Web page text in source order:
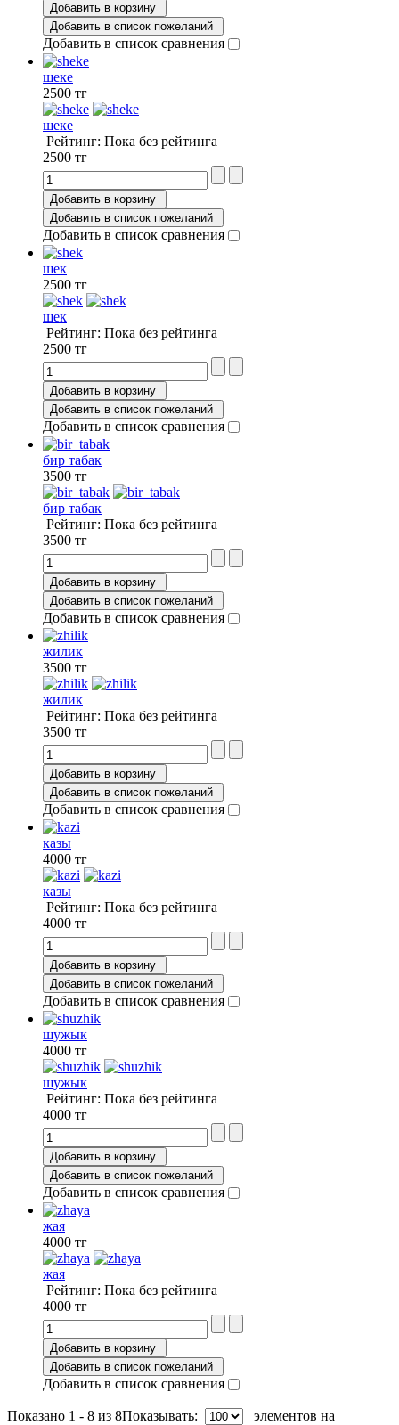
Добавить в корзину
Добавить в список пожеланий
Добавить в список сравнения
шеке
2500 тг
шеке
Рейтинг: Пока без рейтинга
2500 тг
Добавить в корзину
Добавить в список пожеланий
Добавить в список сравнения
шек
2500 тг
шек
Рейтинг: Пока без рейтинга
2500 тг
Добавить в корзину
Добавить в список пожеланий
Добавить в список сравнения
бир табак
3500 тг
бир табак
Рейтинг: Пока без рейтинга
3500 тг
Добавить в корзину
Добавить в список пожеланий
Добавить в список сравнения
жилик
3500 тг
жилик
Рейтинг: Пока без рейтинга
3500 тг
Добавить в корзину
Добавить в список пожеланий
Добавить в список сравнения
казы
4000 тг
казы
Рейтинг: Пока без рейтинга
4000 тг
Добавить в корзину
Добавить в список пожеланий
Добавить в список сравнения
шужык
4000 тг
шужык
Рейтинг: Пока без рейтинга
4000 тг
Добавить в корзину
Добавить в список пожеланий
Добавить в список сравнения
жая
4000 тг
жая
Рейтинг: Пока без рейтинга
4000 тг
Добавить в корзину
Добавить в список пожеланий
Добавить в список сравнения
Показано 1 - 8 из 8Показывать: элементов на